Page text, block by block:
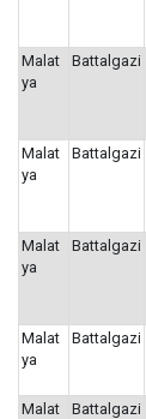
Malat
ya
Battalgazi
Malat
ya
Battalgazi
Malat
ya
Battalgazi
Malat
ya
Battalgazi
Malat
Battalgazi